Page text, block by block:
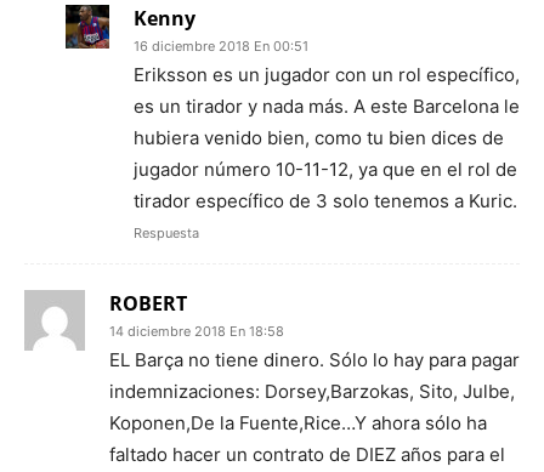
Kenny
16 diciembre 2018 En 00:51
Eriksson es un jugador con un rol específico,
es un tirador y nada más. A este Barcelona le
hubiera venido bien, como tu bien dices de
jugador número 10-11-12, ya que en el rol de
tirador específico de 3 solo tenemos a Kuric.
Respuesta
ROBERT
14 diciembre 2018 En 18:58
EL Barça no tiene dinero. Sólo lo hay para pagar
indemnizaciones: Dorsey,Barzokas, Sito, Julbe,
Koponen,De la Fuente,Rice…Y ahora sólo ha
faltado hacer un contrato de DIEZ años para el